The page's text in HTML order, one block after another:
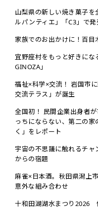
山梨県の新しい焼き菓子を
ルパンティエ」「C3」で発
家族でのお出かけに！百目
宜野座村をもっと好きにな
GINOZA」
福祉×科学×交流！ 岩国市
交流テラス」が誕生
全国初！ 民間企業出身者
っちにならない、第二の家
く」をレポート
宇宙の不思議に触れるチャ
からの宿題
麻雀×日本酒。秋田県潟上
意外な組み合わせ
十和田湖湖水まつり2026